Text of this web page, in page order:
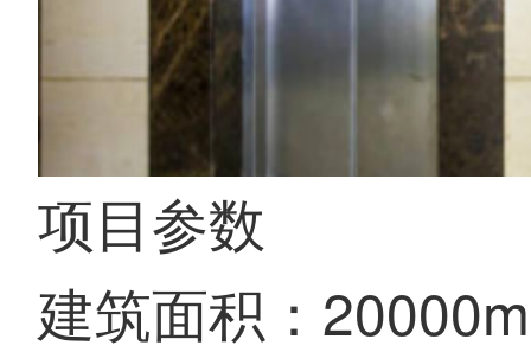
项目参数
建筑面积：